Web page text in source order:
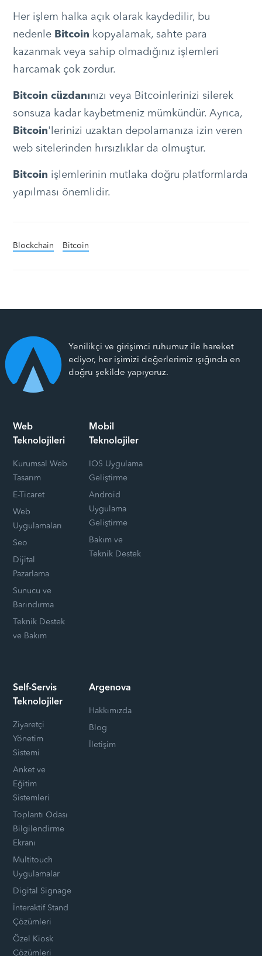
Her işlem halka açık olarak kaydedilir, bu
nedenle Bitcoin kopyalamak, sahte para
kazanmak veya sahip olmadığınız işlemleri
harcamak çok zordur.
Bitcoin cüzdanınızı veya Bitcoinlerinizi silerek
sonsuza kadar kaybetmeniz mümkündür. Ayrıca,
Bitcoin'lerinizi uzaktan depolamanıza izin veren
web sitelerinden hırsızlıklar da olmuştur.
Bitcoin işlemlerinin mutlaka doğru platformlarda
yapılması önemlidir.
Blockchain Bitcoin
Yenilikçi ve girişimci ruhumuz ile hareket
ediyor, her işimizi değerlerimiz ışığında en
doğru şekilde yapıyoruz.
Web
Teknolojileri
Kurumsal Web
Tasarım
E-Ticaret
Web
Uygulamaları
Seo
Dijital
Pazarlama
Sunucu ve
Barındırma
Teknik Destek
ve Bakım
Mobil
Teknolojiler
IOS Uygulama
Geliştirme
Android
Uygulama
Geliştirme
Bakım ve
Teknik Destek
Self-Servis
Teknolojiler
Ziyaretçi
Yönetim
Sistemi
Anket ve
Eğitim
Sistemleri
Toplantı Odası
Bilgilendirme
Ekranı
Multitouch
Uygulamalar
Digital Signage
İnteraktif Stand
Çözümleri
Özel Kiosk
Çözümleri
Argenova
Hakkımızda
Blog
İletişim